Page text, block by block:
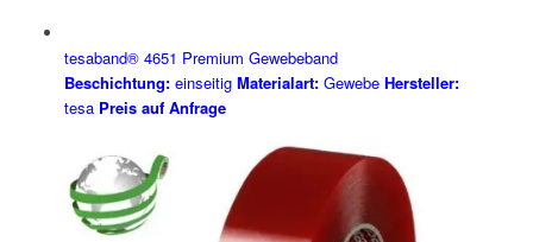
tesaband® 4651 Premium Gewebeband
Beschichtung:einseitig Materialart:Gewebe Hersteller:
tesa Preis auf Anfrage